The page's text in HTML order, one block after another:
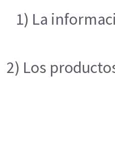
1) La
2) Los